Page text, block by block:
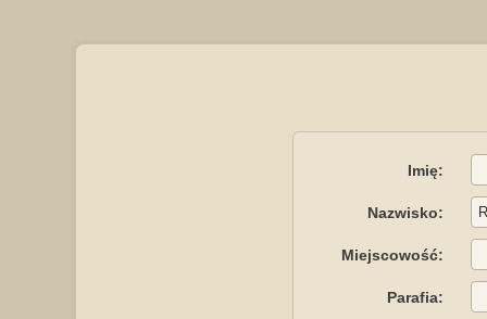
Imię:
Nazwisko:
Miejscowość:
Parafia: